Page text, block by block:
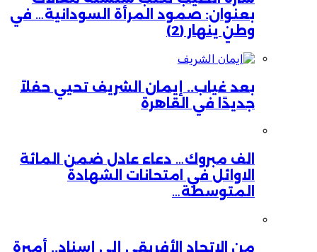
بعنوان: صمود المرأة السودانية… في
وطنٍ ينهار (2)
بعد غياب.. إيمان الشريف تحيي حفلاً
جديدًا في القاهرة
الف مبروك… دعاء عادل ضمن المائة
الاوائل في امتحانات الشهادة
المتوسطة…
من الاتحاد الأفريقي إلى إسناد.. أميرة